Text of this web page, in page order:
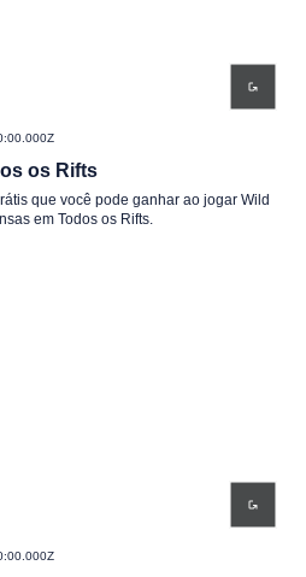
os Rifts
que você pode ganhar ao jogar Wild
em Todos os Rifts.